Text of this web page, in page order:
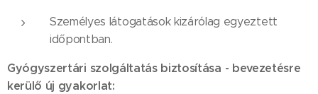
Személyes látogatások kizárólag egyeztett
időpontban.
Gyógyszertári szolgáltatás biztosítása - bevezetésre
kerülő új gyakorlat: